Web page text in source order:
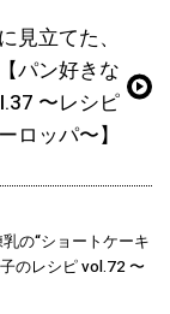
立てた、
パン好きな
〜レシピ
ロッパ〜】
の“ショートケーキ
のレシピ vol.72 〜